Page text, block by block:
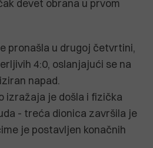
devet obrana u prvom
pronašla u drugoj četvrtini,
4:0, oslanjajući se na
napad.
izražaja je došla i fizička
- treća dionica završila je
je postavljen konačnih